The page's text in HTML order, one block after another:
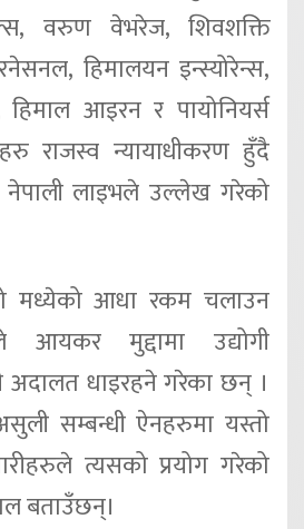
वरुण वेभरेज, शिवशक्ति
हिमालयन इन्स्योरेन्स,
आइरन र पायोनियर्स
राजस्व न्यायाधीकरण हुँदै
नेपाली लाइभले उल्लेख गरेको
मध्येको आधा रकम चलाउन
आयकर मुद्दामा उद्योगी
अदालत धाइरहने गरेका छन् ।
सम्बन्धी ऐनहरुमा यस्तो
त्यसको प्रयोग गरेको
बताउँछन्।